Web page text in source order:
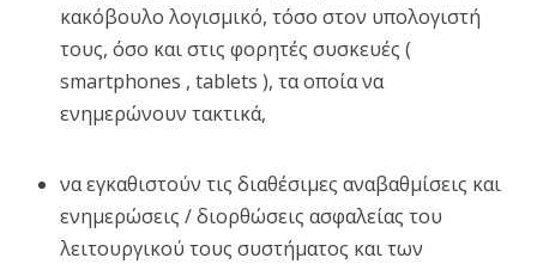
κακόβουλο λογισμικό, τόσο στον υπολογιστή
τους, όσο και στις φορητές συσκευές (
smartphones , tablets ), τα οποία να
ενημερώνουν τακτικά,
να εγκαθιστούν τις διαθέσιμες αναβαθμίσεις και
ενημερώσεις / διορθώσεις ασφαλείας του
λειτουργικού τους συστήματος και των